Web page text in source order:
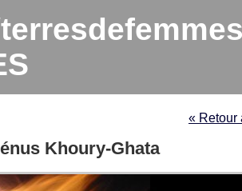
« Retour
Khoury-Ghata